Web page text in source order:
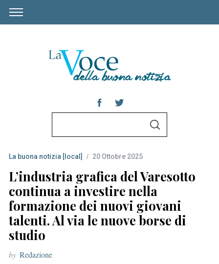
r
c
h
f
o
r
S
La buona notizia [local] 20 Ottobre 2025
L’industria grafica del Varesotto
continua a investire nella
formazione dei nuovi giovani
talenti. Al via le nuove borse di
studio
by Redazione